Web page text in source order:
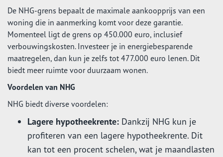
De NHG-grens bepaalt de maximale aankoopprijs van een
woning die in aanmerking komt voor deze garantie.
Momenteel ligt de grens op 450.000 euro, inclusief
verbouwingskosten. Investeer je in energiebesparende
maatregelen, dan kun je zelfs tot 477.000 euro lenen. Dit
biedt meer ruimte voor duurzaam wonen.
Voordelen van NHG
NHG biedt diverse voordelen:
Lagere hypotheekrente: Dankzij NHG kun je
profiteren van een lagere hypotheekrente. Dit
kan tot een procent schelen, wat je maandlasten